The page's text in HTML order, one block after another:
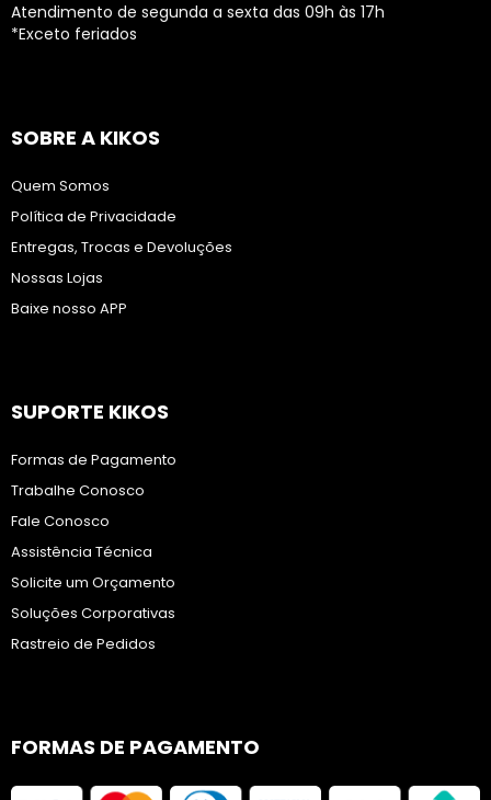
Atendimento de segunda a sexta das 09h às 17h
*Exceto feriados
SOBRE A KIKOS
Quem Somos
Política de Privacidade
Entregas, Trocas e Devoluções
Nossas Lojas
Baixe nosso APP
SUPORTE KIKOS
Formas de Pagamento
Trabalhe Conosco
Fale Conosco
Assistência Técnica
Solicite um Orçamento
Soluções Corporativas
Rastreio de Pedidos
FORMAS DE PAGAMENTO